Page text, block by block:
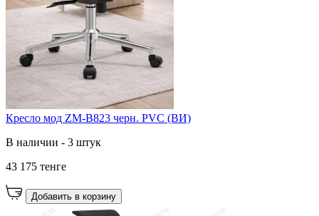
Кресло мод ZM-B823 черн. PVC (ВИ)
В наличии - 3 штук
43 175 тенге
Добавить в корзину